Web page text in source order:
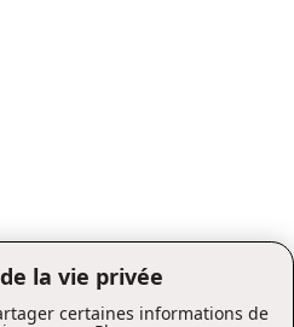
la vie privée
certaines informations de